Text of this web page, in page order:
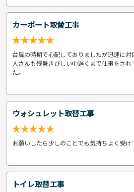
カーポート取替工事
台風の時期で心配しておりましたが迅速に
人さんも残暑きびしい中遅くまで仕事をさ
た。
ウォシュレット取替工事
お願いしたら少しのことでも気持ちよく受
トイレ取替工事